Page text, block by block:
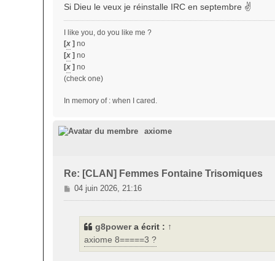
Si Dieu le veux je réinstalle IRC en septembre ✌️
I like you, do you like me ?
[x ] no
[x ] no
[x ] no
(check one)
In memory of : when I cared.
axiome
Re: [CLAN] Femmes Fontaine Trisomiques
M
e
04 juin 2026, 21:16
g8powera écrit : ↑
axiome 8=====3 ?